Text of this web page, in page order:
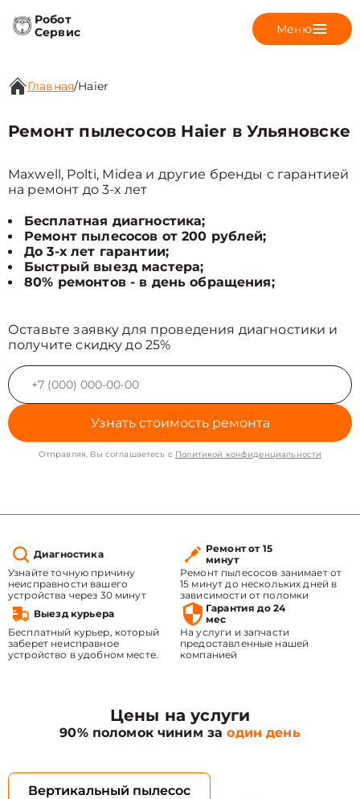
Робот
Сервис
Меню
Главная/Haier
Ремонт пылесосов Haier в Ульяновске
Maxwell, Polti, Midea и другие бренды с гарантией
на ремонт до 3-х лет
Бесплатная диагностика;
Ремонт пылесосов от 200 рублей;
До 3-х лет гарантии;
Быстрый выезд мастера;
80% ремонтов - в день обращения;
Оставьте заявку для проведения диагностики и
получите скидку до 25%
Узнать стоимость ремонта
Отправляя, Вы соглашаетесь с Политикой конфиденциальности
Диагностика
Узнайте точную причину
неисправности вашего
устройства через 30 минут
Ремонт от 15
минут
Ремонт пылесосов занимает от
15 минут до нескольких дней в
зависимости от поломки
Выезд курьера
Бесплатный курьер, который
заберет неисправное
устройство в удобном месте.
Гарантия до 24
мес
На услуги и запчасти
предоставленные нашей
компанией
Цены на услуги
90% поломок чиним заодин день
Вертикальный пылесос